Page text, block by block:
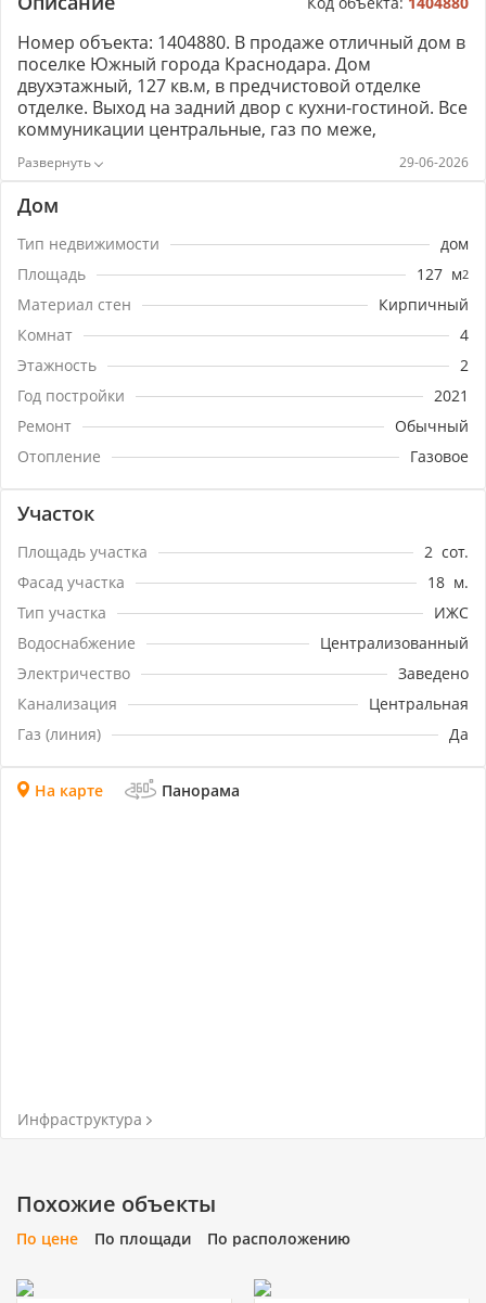
Номер объекта: 1404880. В продаже отличный дом в
поселке Южный города Краснодара. Дом
двухэтажный, 127 кв.м, в предчистовой отделке
отделке. Выход на задний двор с кухни-гостиной. Все
коммуникации центральные, газ по меже,
кВт, ИЖС. Между 1 и 2 этажем монолитная плита.
Крыша металлочерепица. Дом: газоблок,
утеплитель, кирпич. Толщина стен 37 см. Все
документы готовы к продаже, земля в
собственности. Звоните!
29-06-2026
Дом
Тип недвижимости
дом
Площадь
127 м2
Материал стен
Кирпичный
Комнат
4
Этажность
2
Год постройки
2021
Ремонт
Обычный
Отопление
Газовое
Участок
Площадь участка 2 сот.
Фасад участка
18 м.
Тип участка
ИЖС
Водоснабжение
Централизованный
Электричество
Заведено
Канализация
Центральная
Газ (линия)
Да
На карте Панорама
Инфраструктура
Похожие объекты
По цене По площади По расположению